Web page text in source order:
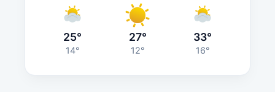
25°
14°
27°
12°
33°
16°